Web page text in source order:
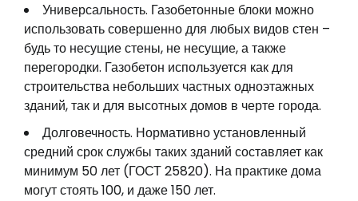
Универсальность. Газобетонные блоки можно
использовать совершенно для любых видов стен –
будь то несущие стены, не несущие, а также
перегородки. Газобетон используется как для
строительства небольших частных одноэтажных
зданий, так и для высотных домов в черте города.
Долговечность. Нормативно установленный
средний срок службы таких зданий составляет как
минимум 50 лет (ГОСТ 25820). На практике дома
могут стоять 100, и даже 150 лет.